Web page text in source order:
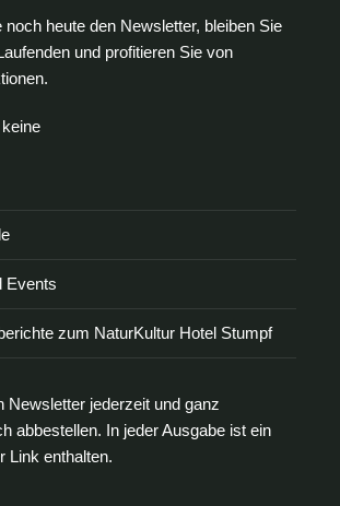
noch heute den Newsletter, bleiben Sie
und profitieren Sie von
Events
zum NaturKultur Hotel Stumpf
Newsletter jederzeit und ganz
abbestellen. In jeder Ausgabe ist ein
Link enthalten.